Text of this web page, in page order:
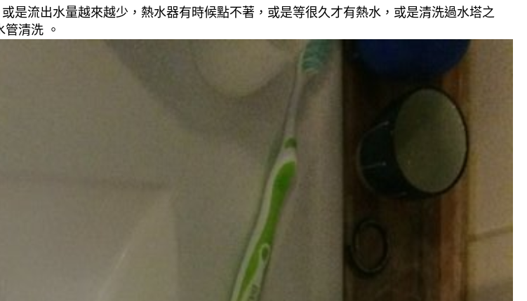
是流出水量越來越少，熱水器有時候點不著，或是等很久才有熱水，或是清洗過水塔之
清洗 。